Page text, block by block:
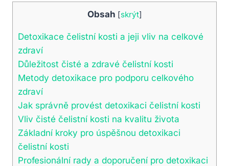
Obsah [skrýt]
Detoxikace čelistní kosti a jeji vliv na celkové
zdraví
Důležitost čisté a zdravé čelistní kosti
Metody detoxikace pro podporu celkového
zdraví
Jak správně provést detoxikaci čelistní kosti
Vliv čisté čelistní kosti na kvalitu života
Základní kroky pro úspěšnou detoxikaci
čelistní kosti
Profesionální rady a doporučení pro detoxikaci